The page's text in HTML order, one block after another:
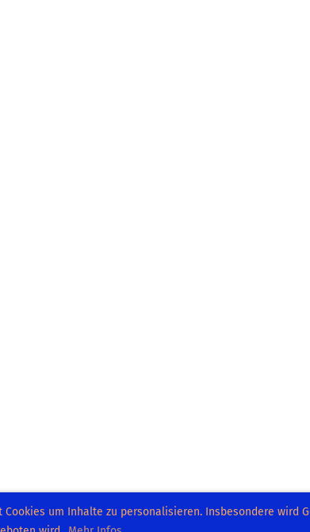
Cookies um Inhalte zu personalisieren. Insbesondere